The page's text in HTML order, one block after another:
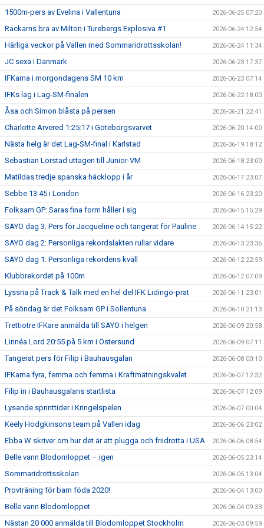
1500m-pers av Evelina i Vallentuna 2026-06-25 07:20
Rackarns bra av Milton i Turebergs Explosiva #1 2026-06-24 12:54
Härliga veckor på Vallen med Sommaridrottsskolan! 2026-06-24 11:34
JC sexa i Danmark 2026-06-23 17:37
IFKarna i morgondagens SM 10 km 2026-06-23 07:14
IFKs lag i Lag-SM-finalen 2026-06-22 18:00
Åsa och Simon blåsta på persen 2026-06-21 22:41
Charlotte Arvered 1:25:17 i Göteborgsvarvet 2026-06-20 14:00
Nästa helg är det Lag-SM-final i Karlstad 2026-06-19 18:12
Sebastian Lörstad uttagen till Junior-VM 2026-06-18 23:00
Matildas tredje spanska häcklopp i år 2026-06-17 23:07
Sebbe 13:45 i London 2026-06-16 23:20
Folksam GP: Saras fina form håller i sig 2026-06-15 15:29
SAYO dag 3: Pers för Jacqueline och tangerat för Pauline 2026-06-14 15:22
SAYO dag 2: Personliga rekordslakten rullar vidare 2026-06-13 23:36
SAYO dag 1: Personliga rekordens kväll 2026-06-12 22:59
Klubbrekordet på 100m 2026-06-12 07:09
Lyssna på Track & Talk med en hel del IFK Lidingö-prat 2026-06-11 23:01
På söndag är det Folksam GP i Sollentuna 2026-06-10 21:13
Trettiotre IFKare anmälda till SAYO i helgen 2026-06-09 20:58
Linnéa Lord 20:55 på 5 km i Östersund 2026-06-09 07:11
Tangerat pers för Filip i Bauhausgalan 2026-06-08 00:10
IFKarna fyra, femma och femma i Kraftmätningskvalet 2026-06-07 12:32
Filip in i Bauhausgalans startlista 2026-06-07 12:09
Lysande sprinttider i Kringelspelen 2026-06-07 00:04
Keely Hodgkinsons team på Vallen idag 2026-06-06 23:02
Ebba W skriver om hur det är att plugga och friidrotta i USA 2026-06-06 08:54
Belle vann Blodomloppet – igen 2026-06-05 23:14
Sommaridrottsskolan 2026-06-05 13:04
Provträning för barn föda 2020! 2026-06-04 13:00
Belle vann Blodomloppet 2026-06-04 09:33
Nästan 20 000 anmälda till Blodomloppet Stockholm 2026-06-03 09:59